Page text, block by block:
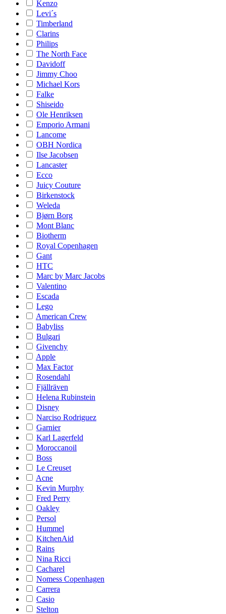
Kenzo
Levi´s
Timberland
Clarins
Philips
The North Face
Davidoff
Jimmy Choo
Michael Kors
Falke
Shiseido
Ole Henriksen
Emporio Armani
Lancome
OBH Nordica
Ilse Jacobsen
Lancaster
Ecco
Juicy Couture
Birkenstock
Weleda
Bjørn Borg
Mont Blanc
Biotherm
Royal Copenhagen
Gant
HTC
Marc by Marc Jacobs
Valentino
Escada
Lego
American Crew
Babyliss
Bulgari
Givenchy
Apple
Max Factor
Rosendahl
Fjällräven
Helena Rubinstein
Disney
Narciso Rodriguez
Garnier
Karl Lagerfeld
Moroccanoil
Boss
Le Creuset
Acne
Kevin Murphy
Fred Perry
Oakley
Persol
Hummel
KitchenAid
Rains
Nina Ricci
Cacharel
Nomess Copenhagen
Carrera
Casio
Stelton